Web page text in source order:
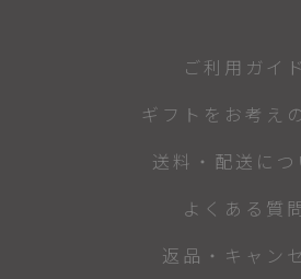
ご利用ガイド
ギフトをお考え
送料・配送につ
よくある質
返品・キャン